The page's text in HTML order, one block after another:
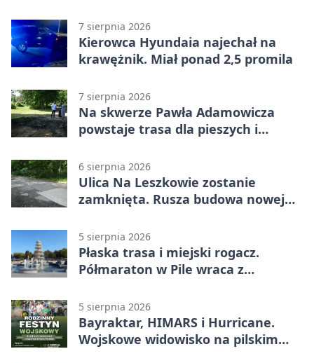
7 sierpnia 2026
Kierowca Hyundaia najechał na
krawężnik. Miał ponad 2,5 promila
7 sierpnia 2026
Na skwerze Pawła Adamowicza
powstaje trasa dla pieszych i
6 sierpnia 2026
Ulica Na Leszkowie zostanie
zamknięta. Rusza budowa nowej
5 sierpnia 2026
Płaska trasa i miejski rogacz.
Półmaraton w Pile wraca z
5 sierpnia 2026
Bayraktar, HIMARS i Hurricane.
Wojskowe widowisko na pilskim